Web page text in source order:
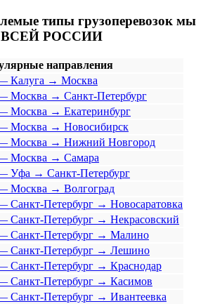
типы грузоперевозок мы
ВСЕЙ РОССИИ
направления
Калуга → Москва
Москва → Санкт-Петербург
Москва → Екатеринбург
Москва → Новосибирск
— Москва → Нижний Новгород
Москва → Самара
Уфа → Санкт-Петербург
Москва → Волгоград
Санкт-Петербург → Новосаратовка
Санкт-Петербург → Некрасовский
Санкт-Петербург → Малино
Санкт-Петербург → Лешино
Санкт-Петербург → Краснодар
Санкт-Петербург → Касимов
Санкт-Петербург → Ивантеевка